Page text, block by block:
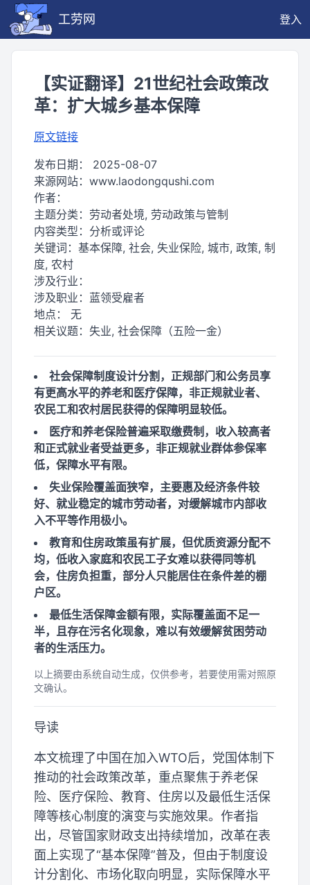
工劳网 登入
【实证翻译】21世纪社会政策改
革：扩大城乡基本保障
原文链接
发布日期： 2025-08-07
来源网站： www.laodongqushi.com
作者：
主题分类： 劳动者处境, 劳动政策与管制
内容类型： 分析或评论
关键词： 基本保障, 社会, 失业保险, 城市, 政策, 制
度, 农村
涉及行业：
涉及职业： 蓝领受雇者
地点： 无
相关议题： 失业, 社会保障（五险一金）
社会保障制度设计分割，正规部门和公务员享
有更高水平的养老和医疗保障，非正规就业者、
农民工和农村居民获得的保障明显较低。
医疗和养老保险普遍采取缴费制，收入较高者
和正式就业者受益更多，非正规就业群体参保率
低，保障水平有限。
失业保险覆盖面狭窄，主要惠及经济条件较
好、就业稳定的城市劳动者，对缓解城市内部收
入不平等作用极小。
教育和住房政策虽有扩展，但优质资源分配不
均，低收入家庭和农民工子女难以获得同等机
会，住房负担重，部分人只能居住在条件差的棚
户区。
最低生活保障金额有限，实际覆盖面不足一
半，且存在污名化现象，难以有效缓解贫困劳动
者的生活压力。
以上摘要由系统自动生成，仅供参考，若要使用需对照原
文确认。
导读
本文梳理了中国在加入WTO后，党国体制下
推动的社会政策改革，重点聚焦于养老保
险、医疗保险、教育、住房以及最低生活保
障等核心制度的演变与实施效果。作者指
出，尽管国家财政支出持续增加，改革在表
面上实现了“基本保障”普及，但由于制度设
计分割化、市场化取向明显，实际保障水平